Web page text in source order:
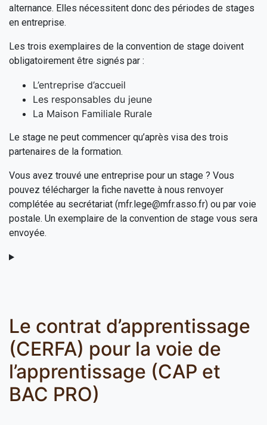
alternance. Elles nécessitent donc des périodes de stages
en entreprise.
Les trois exemplaires de la convention de stage doivent
obligatoirement être signés par :
L’entreprise d’accueil
Les responsables du jeune
La Maison Familiale Rurale
Le stage ne peut commencer qu’après visa des trois
partenaires de la formation.
Vous avez trouvé une entreprise pour un stage ? Vous
pouvez télécharger la fiche navette à nous renvoyer
complétée au secrétariat (mfr.lege@mfr.asso.fr) ou par voie
postale. Un exemplaire de la convention de stage vous sera
envoyée.
Le contrat d’apprentissage
(CERFA) pour la voie de
l’apprentissage (CAP et
BAC PRO)